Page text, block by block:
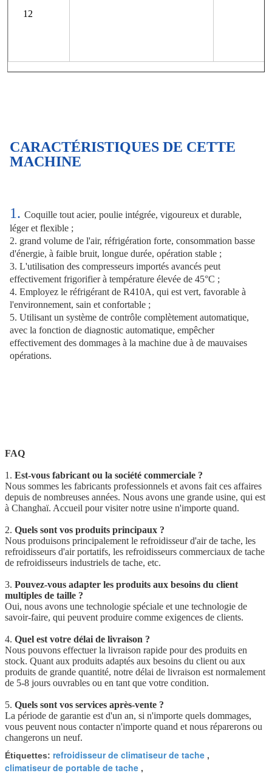
12
CARACTÉRISTIQUES DE CETTE
MACHINE
1. Coquille tout acier, poulie intégrée, vigoureux et durable,
léger et flexible ;
2. grand volume de l'air, réfrigération forte, consommation basse
d'énergie, à faible bruit, longue durée, opération stable ;
3. L'utilisation des compresseurs importés avancés peut
effectivement frigorifier à température élevée de 45°C ;
4. Employez le réfrigérant de R410A, qui est vert, favorable à
l'environnement, sain et confortable ;
5. Utilisant un système de contrôle complètement automatique,
avec la fonction de diagnostic automatique, empêcher
effectivement des dommages à la machine due à de mauvaises
opérations.
FAQ
1. Est-vous fabricant ou la société commerciale ?
Nous sommes les fabricants professionnels et avons fait ces affaires
depuis de nombreuses années. Nous avons une grande usine, qui est
à Changhaï. Accueil pour visiter notre usine n'importe quand.
2. Quels sont vos produits principaux ?
Nous produisons principalement le refroidisseur d'air de tache, les
refroidisseurs d'air portatifs, les refroidisseurs commerciaux de tache
de refroidisseurs industriels de tache, etc.
3. Pouvez-vous adapter les produits aux besoins du client
multiples de taille ?
Oui, nous avons une technologie spéciale et une technologie de
savoir-faire, qui peuvent produire comme exigences de clients.
4. Quel est votre délai de livraison ?
Nous pouvons effectuer la livraison rapide pour des produits en
stock. Quant aux produits adaptés aux besoins du client ou aux
produits de grande quantité, notre délai de livraison est normalement
de 5-8 jours ouvrables ou en tant que votre condition.
5. Quels sont vos services après-vente ?
La période de garantie est d'un an, si n'importe quels dommages,
vous peuvent nous contacter n'importe quand et nous réparerons ou
changerons un neuf.
Étiquettes: refroidisseur de climatiseur de tache ,
climatiseur de portable de tache ,